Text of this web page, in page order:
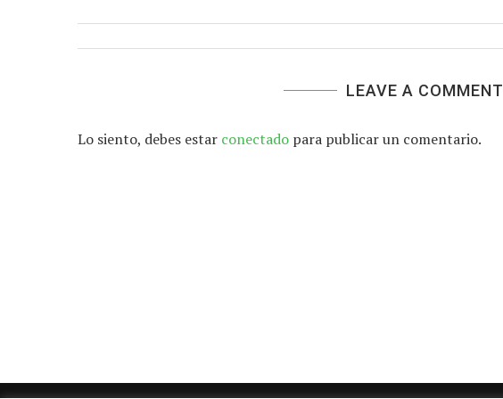
LEAVE A COMMENT
Lo siento, debes estar conectado para publicar un comentario.